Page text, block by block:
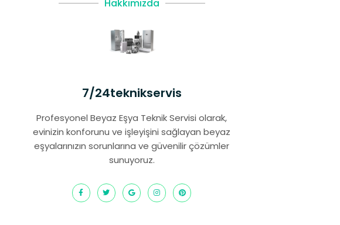
Hakkımızda
7/24teknikservis
Profesyonel Beyaz Eşya Teknik Servisi olarak,
evinizin konforunu ve işleyişini sağlayan beyaz
eşyalarınızın sorunlarına ve güvenilir çözümler
sunuyoruz.